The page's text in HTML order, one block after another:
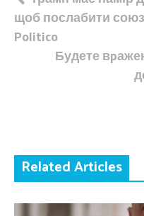
записів
щоб послабити союз
Politico
Будете
Related Articles